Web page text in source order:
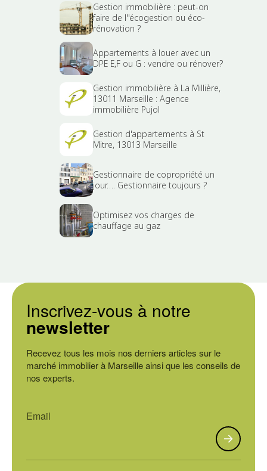
Gestion immobilière : peut-on
faire de l''écogestion ou éco-
rénovation ?
Appartements à louer avec un
DPE E,F ou G : vendre ou rénover?
Gestion immobilière à La Millière,
13011 Marseille : Agence
immobilière Pujol
Gestion d'appartements à St
Mitre, 13013 Marseille
Gestionnaire de copropriété un
jour…. Gestionnaire toujours ?
Optimisez vos charges de
chauffage au gaz
Inscrivez-vous à notre
newsletter
Recevez tous les mois nos derniers articles sur le
marché immobilier à Marseille ainsi que les conseils de
nos experts.